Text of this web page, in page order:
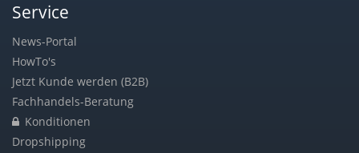
Service
News-Portal
HowTo's
Jetzt Kunde werden (B2B)
Fachhandels-Beratung
Konditionen
Dropshipping